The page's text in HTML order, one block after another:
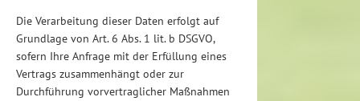
Die Verarbeitung dieser Daten erfolgt auf
Grundlage von Art. 6 Abs. 1 lit. b DSGVO,
sofern Ihre Anfrage mit der Erfüllung eines
Vertrags zusammenhängt oder zur
Durchführung vorvertraglicher Maßnahmen